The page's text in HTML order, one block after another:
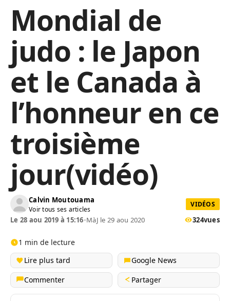
Mondial de
judo : le Japon
et le Canada à
l’honneur en ce
troisième
jour(vidéo)
Calvin Moutouama
Voir tous ses articles
VIDÉOS
Le 28 aou 2019 à 15:16•MàJ le 29 aou 2020 324vues
1 min de lecture
Lire plus tard
Google News
Commenter
Partager